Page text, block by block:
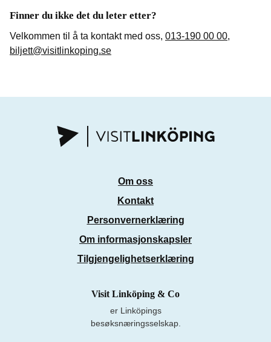
Finner du ikke det du leter etter?
Velkommen til å ta kontakt med oss, 013-190 00 00,
biljett@visitlinkoping.se
Om oss
Kontakt
Personvernerklæring
Om informasjonskapsler
Tilgjengelighetserklæring
Visit Linköping & Co
er Linköpings
besøksnæringsselskap.